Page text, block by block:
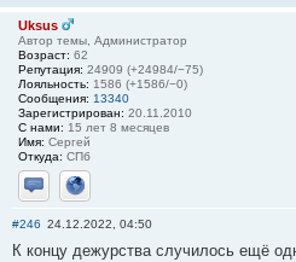
Uksus
Автор темы, Администратор
Возраст: 62
Репутация: 24909 (+24984/−75)
Лояльность: 1586 (+1586/−0)
Сообщения: 13340
Зарегистрирован: 20.11.2010
С нами: 15 лет 8 месяцев
Имя: Сергей
Откуда: СПб
Отправить личное сообщение
Сайт
#246 24.12.2022, 04:50
К концу дежурства случилось ещё